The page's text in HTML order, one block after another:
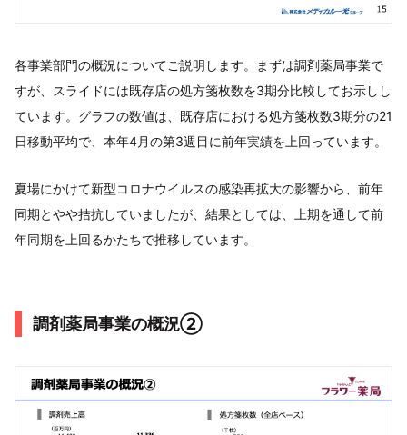
各事業部門の概況についてご説明します。まずは調剤薬局事業で
すが、スライドには既存店の処方箋枚数を3期分比較してお示しし
ています。グラフの数値は、既存店における処方箋枚数3期分の21
日移動平均で、本年4月の第3週目に前年実績を上回っています。
夏場にかけて新型コロナウイルスの感染再拡大の影響から、前年
同期とやや拮抗していましたが、結果としては、上期を通して前
年同期を上回るかたちで推移しています。
調剤薬局事業の概況②